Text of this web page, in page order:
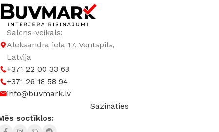
Salons-veikals:
Aleksandra iela 17, Ventspils,
Latvija
+371 22 00 33 68
+371 26 18 58 94
info@buvmark.lv
Sazināties
soctīklos: